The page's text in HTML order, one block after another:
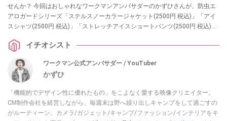
せんか？ 今回はおしゃれなワークマンアンバサダーのかずひさんが、防虫エ
アロガードシリーズ「ステルスノーカラージャケット(2500円 税込)」「アイ
スシャツ(2500円 税込)」「ストレッチアイスショートパンツ(2500円 税込)」
イチオシスト
ワークマン公式アンバサダー / YouTuber
かずひ
「機能的でデザイン性に優れたもの」をこよなく愛する映像クリエイター。
CM制作会社を経営しながら、毎週末は野へ繰り出しキャンプをして過ごすの
がルーティーン。カメラ/ガジェット/キャンプ/ファッション/インテリアをキ